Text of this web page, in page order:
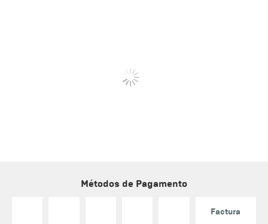
Métodos de Pagamento
Factura